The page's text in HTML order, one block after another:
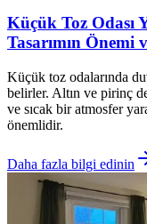
Küçük Toz Odası
Tasarımın Önemi
Küçük toz odalarında
belirler. Altın ve pirinç
ve sıcak bir atmosfer
önemlidir.
Daha fazla bilgi edinin